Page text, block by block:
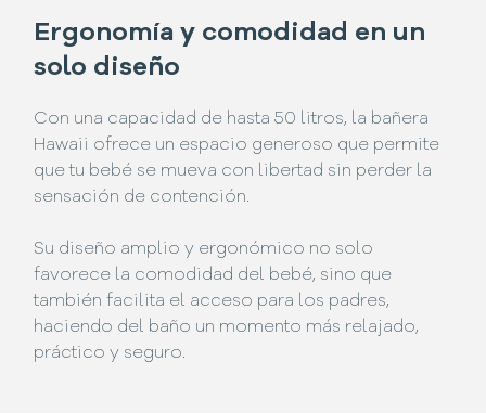
Ergonomía y comodidad en un
solo diseño
Con una capacidad de hasta 50 litros, la bañera
Hawaii ofrece un espacio generoso que permite
que tu bebé se mueva con libertad sin perder la
sensación de contención.
Su diseño amplio y ergonómico no solo
favorece la comodidad del bebé, sino que
también facilita el acceso para los padres,
haciendo del baño un momento más relajado,
práctico y seguro.